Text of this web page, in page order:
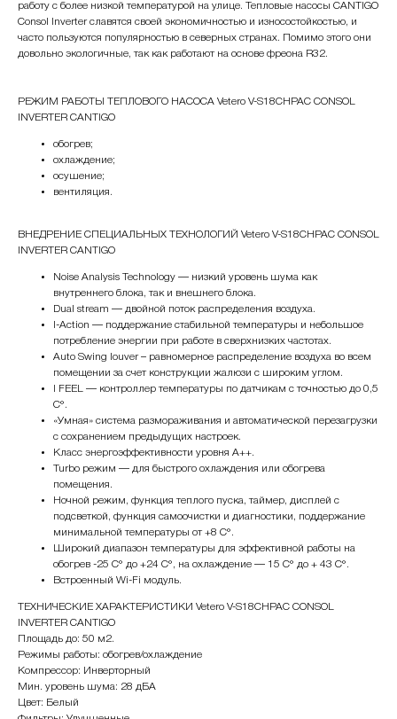
работу с более низкой температурой на улице. Тепловые насосы CANTIGO
Consol Inverter славятся своей экономичностью и износостойкостью, и
часто пользуются популярностью в северных странах. Помимо этого они
довольно экологичные, так как работают на основе фреона R32.
РЕЖИМ РАБОТЫ ТЕПЛОВОГО НАСОСА Vetero V-S18CHPAC CONSOL
INVERTER CANTIGO
обогрев;
охлаждение;
осушение;
вентиляция.
ВНЕДРЕНИЕ СПЕЦИАЛЬНЫХ ТЕХНОЛОГИЙ Vetero V-S18CHPAC CONSOL
INVERTER CANTIGO
Noise Analysis Technology — низкий уровень шума как
внутреннего блока, так и внешнего блока.
Dual stream — двойной поток распределения воздуха.
I-Action — поддержание стабильной температуры и небольшое
потребление энергии при работе в сверхнизких частотах.
Auto Swing louver – равномерное распределение воздуха во всем
помещении за счет конструкции жалюзи с широким углом.
I FEEL — контроллер температуры по датчикам с точностью до 0,5
С°.
«Умная» система размораживания и автоматической перезагрузки
с сохранением предыдущих настроек.
Класс энергоэффективности уровня А++.
Turbo режим — для быстрого охлаждения или обогрева
помещения.
Ночной режим, функция теплого пуска, таймер, дисплей с
подсветкой, функция самоочистки и диагностики, поддержание
минимальной температуры от +8 С°.
Широкий диапазон температуры для эффективной работы на
обогрев -25 С° до +24 С°, на охлаждение — 15 С° до + 43 С°.
Встроенный Wi-Fi модуль.
ТЕХНИЧЕСКИЕ ХАРАКТЕРИСТИКИ Vetero V-S18CHPAC CONSOL
INVERTER CANTIGO
Площадь до: 50 м2.
Режимы работы: обогрев/охлаждение
Компрессор: Инверторный
Мин. уровень шума: 28 дБА
Цвет: Белый